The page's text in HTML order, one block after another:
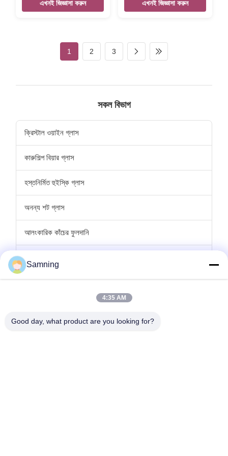
fill up 410ml capcity,it's for hot
kinds of coffee glass / tea
glass. It can heat up directly
materal .. The New Design Of
the Borosilica
এখনই জিজ্ঞাসা করুন
Stemless silver color edge
Size:TD75*BD60*MD88*H82MM
master carton.Brown box.
Normal safe package. MOQ
3000pcs Lead time 45days
এখনই জিজ্ঞাসা করুন
1 2 3
সকল বিভাগ
ক্রিস্টাল ওয়াইন গ্লাস
কারুশিল্প বিয়ার গ্লাস
হস্তনির্মিত হুইস্কি গ্লাস
অনন্য শট গ্লাস
আলংকারিক কাঁচের ফুলদানি
গ্লাস চার্জার প্লেট
Samning
4:35 AM
Good day, what product are you looking for?